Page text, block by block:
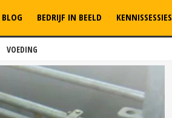
VOEDING
BLOG BEDRIJF IN BEELD KENNISSESSIES